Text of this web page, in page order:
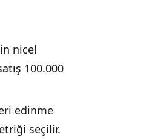
nicel
100.000
edinme
seçilir.